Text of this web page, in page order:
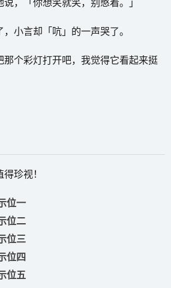
小言却「吭」的一声哭了。
那个彩灯打开吧，我觉得它看起来挺
珍视！
位一
位二
位三
位四
位五